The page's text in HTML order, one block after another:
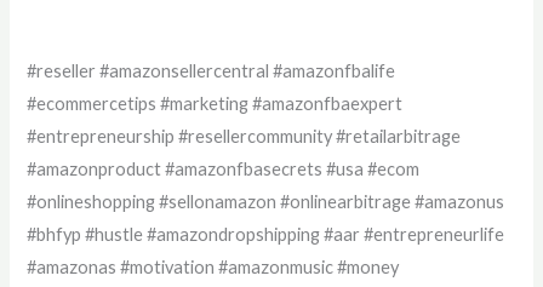
#reseller #amazonsellercentral #amazonfbalife
#ecommercetips #marketing #amazonfbaexpert
#entrepreneurship #resellercommunity #retailarbitrage
#amazonproduct #amazonfbasecrets #usa #ecom
#onlineshopping #sellonamazon #onlinearbitrage #amazonus
#bhfyp #hustle #amazondropshipping #aar #entrepreneurlife
#amazonas #motivation #amazonmusic #money